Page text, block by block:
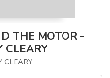
THE MOTOR -
CLEARY
CLEARY